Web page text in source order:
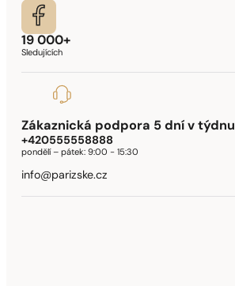
19 000+
Sledujících
Zákaznická podpora 5 dní v týdnu
+420555558888
pondělí – pátek:9:00 - 15:30
info@parizske.cz